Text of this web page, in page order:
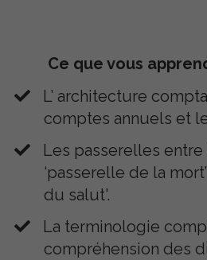
Ce que vous
L’ architecture
comptes annuels et
​Les passerelles
‘passerelle de la
du salut'.
​La terminologie
compréhension des